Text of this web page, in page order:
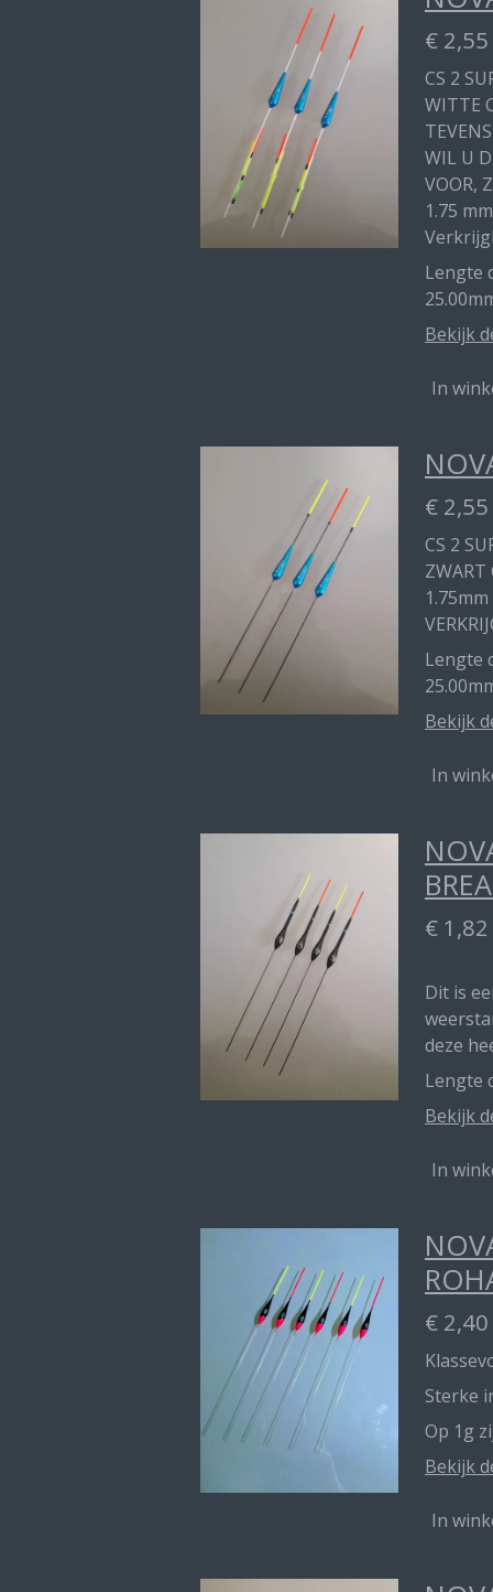
€ 2,55
CS 2
WITTE
WIL U
VOOR,
1.75
Lengte
Bekijk
In
€ 2,55
CS 2
ZWART
Lengte
Bekijk
In
€ 1,82
Dit is
deze
Lengte
Bekijk
In
€ 2,40
Sterke
Op 1g
Bekijk
In